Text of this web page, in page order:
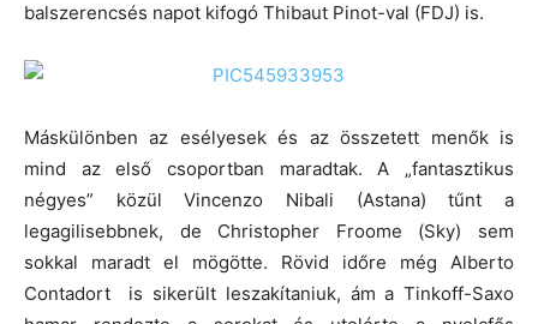
balszerencsés napot kifogó Thibaut Pinot-val (FDJ) is.
Máskülönben az esélyesek és az összetett menők is
mind az első csoportban maradtak. A „fantasztikus
négyes” közül Vincenzo Nibali (Astana) tűnt a
legagilisebbnek, de Christopher Froome (Sky) sem
sokkal maradt el mögötte. Rövid időre még Alberto
Contadort is sikerült leszakítaniuk, ám a Tinkoff-Saxo